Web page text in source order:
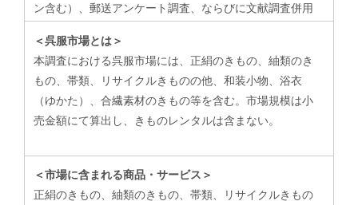
ン含む）、郵送アンケート調査、ならびに文献調査併用
＜呉服市場とは＞
本調査における呉服市場には、正絹のきもの、紬類のき
もの、帯類、リサイクルきものの他、和装小物、浴衣
（ゆかた）、合繊素材のきもの等を含む。市場規模は小
売金額にて算出し、きものレンタルは含まない。
＜市場に含まれる商品・サービス＞
正絹のきもの、紬類のきもの、帯類、リサイクルきもの